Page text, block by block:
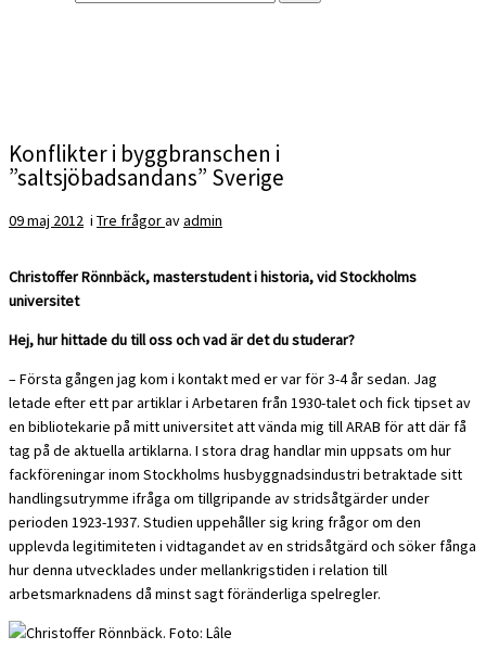
Konflikter i byggbranschen i
”saltsjöbadsandans” Sverige
09 maj 2012 i Tre frågoravadmin
Christoffer Rönnbäck, masterstudent i historia, vid Stockholms
universitet
Hej, hur hittade du till oss och vad är det du studerar?
– Första gången jag kom i kontakt med er var för 3-4 år sedan. Jag
letade efter ett par artiklar i Arbetaren från 1930-talet och fick tipset av
en bibliotekarie på mitt universitet att vända mig till ARAB för att där få
tag på de aktuella artiklarna. I stora drag handlar min uppsats om hur
fackföreningar inom Stockholms husbyggnadsindustri betraktade sitt
handlingsutrymme ifråga om tillgripande av stridsåtgärder under
perioden 1923-1937. Studien uppehåller sig kring frågor om den
upplevda legitimiteten i vidtagandet av en stridsåtgärd och söker fånga
hur denna utvecklades under mellankrigstiden i relation till
arbetsmarknadens då minst sagt föränderliga spelregler.